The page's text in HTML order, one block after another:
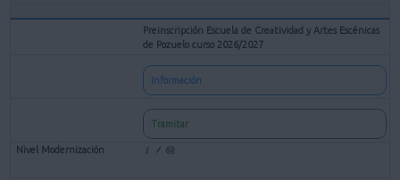
Preinscripción Escuela de Creatividad y Artes Escénicas
de Pozuelo curso 2026/2027
Información
Tramitar